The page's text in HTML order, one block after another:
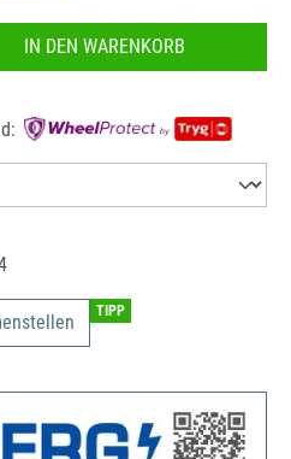
gewünschten Wert
IN DEN WARENKORB
TIPP